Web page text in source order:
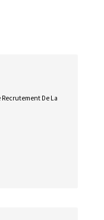
De La